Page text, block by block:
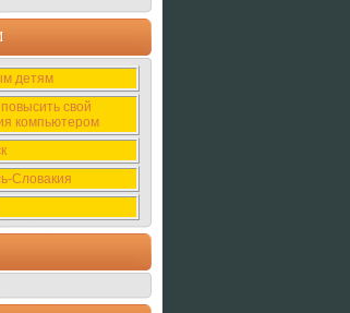
детям
свой
компьютером
Словакия